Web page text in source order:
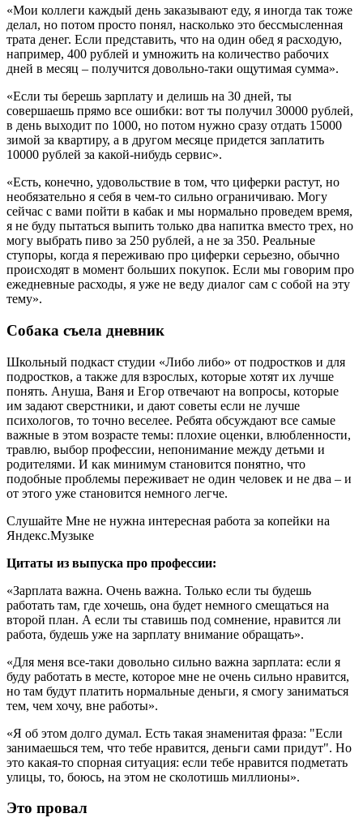
«Мои коллеги каждый день заказывают еду, я иногда так тоже
делал, но потом просто понял, насколько это бессмысленная
трата денег. Если представить, что на один обед я расходую,
например, 400 рублей и умножить на количество рабочих
дней в месяц – получится довольно-таки ощутимая сумма».
«Если ты берешь зарплату и делишь на 30 дней, ты
совершаешь прямо все ошибки: вот ты получил 30000 рублей,
в день выходит по 1000, но потом нужно сразу отдать 15000
зимой за квартиру, а в другом месяце придется заплатить
10000 рублей за какой-нибудь сервис».
«Есть, конечно, удовольствие в том, что циферки растут, но
необязательно я себя в чем-то сильно ограничиваю. Могу
сейчас с вами пойти в кабак и мы нормально проведем время,
я не буду пытаться выпить только два напитка вместо трех, но
могу выбрать пиво за 250 рублей, а не за 350. Реальные
ступоры, когда я переживаю про циферки серьезно, обычно
происходят в момент больших покупок. Если мы говорим про
ежедневные расходы, я уже не веду диалог сам с собой на эту
тему».
Собака съела дневник
Школьный подкаст студии «Либо либо» от подростков и для
подростков, а также для взрослых, которые хотят их лучше
понять. Ануша, Ваня и Егор отвечают на вопросы, которые
им задают сверстники, и дают советы если не лучше
психологов, то точно веселее. Ребята обсуждают все самые
важные в этом возрасте темы: плохие оценки, влюбленности,
травлю, выбор профессии, непонимание между детьми и
родителями. И как минимум становится понятно, что
подобные проблемы переживает не один человек и не два – и
от этого уже становится немного легче.
Слушайте Мне не нужна интересная работа за копейки на
Яндекс.Музыке
Цитаты из выпуска про профессии:
«Зарплата важна. Очень важна. Только если ты будешь
работать там, где хочешь, она будет немного смещаться на
второй план. А если ты ставишь под сомнение, нравится ли
работа, будешь уже на зарплату внимание обращать».
«Для меня все-таки довольно сильно важна зарплата: если я
буду работать в месте, которое мне не очень сильно нравится,
но там будут платить нормальные деньги, я смогу заниматься
тем, чем хочу, вне работы».
«Я об этом долго думал. Есть такая знаменитая фраза: "Если
занимаешься тем, что тебе нравится, деньги сами придут". Но
это какая-то спорная ситуация: если тебе нравится подметать
улицы, то, боюсь, на этом не сколотишь миллионы».
Это провал